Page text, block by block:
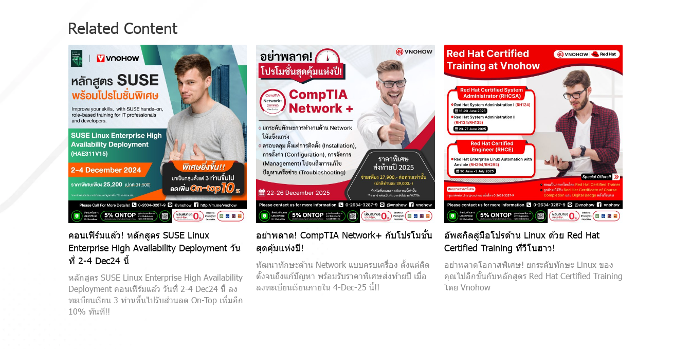
Related Content
คอนเฟิร์มแล้ว! หลักสูตร SUSE Linux
Enterprise High Availability Deployment วัน
ที่ 2-4 Dec24 นี้
หลักสูตร SUSE Linux Enterprise High Availability
Deployment คอนเฟิร์มแล้ว วันที่ 2-4 Dec24 นี้ ลง
ทะเบียนเรียน 3 ท่านขึ้นไปรับส่วนลด On-Top เพิ่มอีก
10% ทันที!!
อย่าพลาด! CompTIA Network+ กับโปรโมชั่น
สุดคุ้มแห่งปี!
พัฒนาทักษะด้าน Network แบบครบเครื่อง ตั้งแต่ติด
ตั้งจนถึงแก้ปัญหา พร้อมรับราคาพิเศษส่งท้ายปี เมื่อ
ลงทะเบียนเรียนภายใน 4-Dec-25 นี้!!
อัพสกิลสู่มือโปรด้าน Linux ด้วย Red Hat
Certified Training ที่วีโนฮาว!
อย่าพลาดโอกาสพิเศษ! ยกระดับทักษะ Linux ของ
คุณไปอีกขั้นกับหลักสูตร Red Hat Certified Training
โดย Vnohow